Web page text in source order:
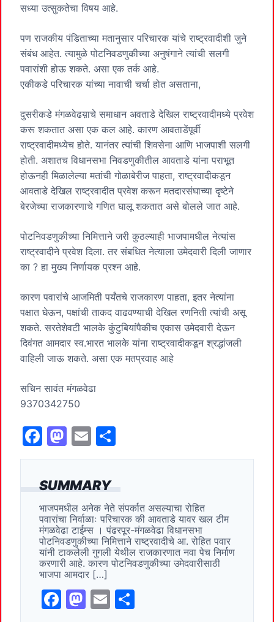
SUMMARY
भाजपमधील अनेक नेते संपर्कात असल्याचा रोहित
पवारांचा निर्वाळाः परिचारक की आवताडे यावर खल टीम
मंगळवेढा टाईम्स । पंढरपूर-मंगळवेढा विधानसभा
पोटनिवडणुकीच्या निमित्ताने राष्ट्रवादीचे आ. रोहित पवार
यांनी टाकलेली गुगली येथील राजकारणात नवा पेच निर्माण
करणारी आहे. कारण पोटनिवडणुकीच्या उमेदवारीसाठी
भाजपा आमदार […]
F
M E
सध्या उत्सुकतेचा विषय आहे.
पण राजकीय पंडिताच्या मतानुसार परिचारक यांचे राष्ट्रवादीशी जुने
संबंध आहेत. त्यामुळे पोटनिवडणुकीच्या अनुषंगाने त्यांची सलगी
पवारांशी होऊ शकते. असा एक तर्क आहे.
एकीकडे परिचारक यांच्या नावाची चर्चा होत असताना,
दुसरीकडे मंगळवेढय़ाचे समाधान अवताडे देखिल राष्ट्रवादीमध्ये प्रवेश
करू शकतात असा एक कल आहे. कारण आवताडेंपूर्वी
राष्ट्रवादीमध्येच होते. यानंतर त्यांची शिवसेना आणि भाजपाशी सलगी
होती. अशातच विधानसभा निवडणुकीतील आवताडे यांना पराभूत
होऊनही मिळालेल्या मतांची गोळाबेरीज पाहता, राष्ट्रवादीकडून
आवताडे देखिल राष्ट्रवादीत प्रवेश करून मतदारसंघाच्या दृष्टेने
बेरजेच्या राजकारणाचे गणित घालू शकतात असे बोलले जात आहे.
पोटनिवडणुकीच्या निमित्ताने जरी कुठल्याही भाजपामधील नेत्यांस
राष्ट्रवादीने प्रवेश दिला. तर संबधित नेत्याला उमेदवारी दिली जाणार
का ? हा मुख्य निर्णायक प्रश्न आहे.
कारण पवारांचे आजमिती पर्यंतचे राजकारण पाहता, इतर नेत्यांना
पक्षात घेऊन, पक्षांची ताकद वाढवण्याची देखिल रणनिती त्यांची असू
शकते. सरतेशेवटी भालके कुंटुबियांपैकीच एकास उमेदवारी देऊन
दिवंगत आमदार स्व.भारत भालके यांना राष्ट्रवादीकडून श्रद्धांजली
वाहिली जाऊ शकते. असा एक मतप्रवाह आहे
सचिन सावंत मंगळवेढा
9370342750
F
a
c
e
b
o
o
k
M
a
st
o
d
o
n
E
m
ai
l
h